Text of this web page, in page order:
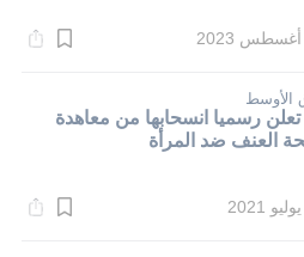
الأوسط
تعلن رسميا انسحابها من معاهدة
العنف ضد المرأة